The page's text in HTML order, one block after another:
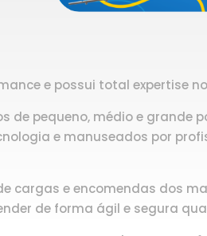
e possui total expertise
de pequeno, médio e
e manuseados por
cargas e encomendas dos
de forma ágil e segura